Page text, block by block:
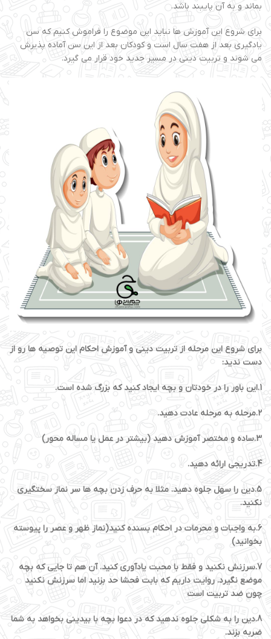
بماند و به آن پایبند باشد.
برای شروع این آموزش ها نباید این موضوع را فراموش کنیم که سن
یادگیری بعد از هفت سال است و کودکان بعد از این سن آماده پذیرش
می شوند و تربیت دینی در مسیر جدید خود قرار می گیرد.
برای شروع این مرحله از تربیت دینی و آموزش احکام این توصیه ها رو از
دست ندید:
1.این باور را در خودتان و بچه ایجاد کنید که بزرگ شده است.
2.مرحله به مرحله عادت دهید.
3.ساده و مختصر آموزش دهید (بیشتر در عمل یا مساله محور)
4.تدریجی ارائه دهید.
5.دین را سهل جلوه دهید. مثلا به حرف زدن بچه ها سر نماز سختگیری
نکنید.
6.به واجبات و محرمات در احکام بسنده کنید(نماز ظهر و عصر را پیوسته
بخوانید)
7.سرزنش نکنید و فقط با محبت یادآوری کنید. آن هم تا جایی که بچه
موضع نگیرد. روایت داریم که بابت فحشا حد بزنید اما سرزنش نکنید
چون ضد تربیت است
8.دین را به شکلی جلوه ندهید که در دعوا بچه با بی­دینی بخواهد به شما
ضربه بزند.